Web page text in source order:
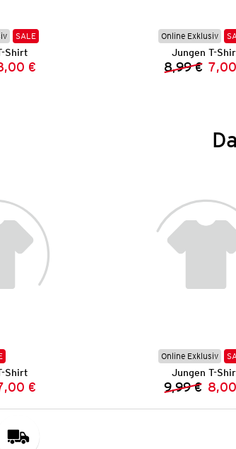
SALE
Shirt
Preis:
Preis:
€
Online Exklusiv
Jungen T-
8,99 €
Shirt
Preis:
Preis:
€
Online Exklusiv
Jungen T-
9,99 €